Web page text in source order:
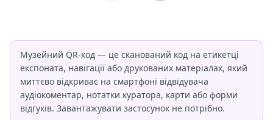
Музейний QR-код — це сканований код на етикетці
експоната, навігації або друкованих матеріалах, який
миттєво відкриває на смартфоні відвідувача
аудіокоментар, нотатки куратора, карти або форми
відгуків. Завантажувати застосунок не потрібно.